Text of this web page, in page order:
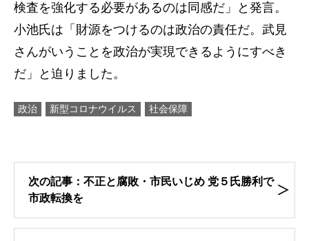
検査を強化する必要があるのは同感だ」と発言。
小池氏は「財源をつけるのは政治の責任だ。武見
さんがいうことを政治が実現できるようにすべき
だ」と迫りました。
政治 新型コロナウイルス 社会保障
次の記事：不正と腐敗・市民いじめ 党５氏勝利で
市政転換を